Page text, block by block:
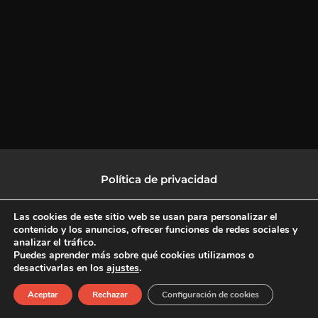
Política de privacidad
Política de protección de datos
F
a
c
X
-
L
i
n
I
n
s
Copyright © 2026 CulturalTV
Las cookies de este sitio web se usan para personalizar el
contenido y los anuncios, ofrecer funciones de redes sociales y
analizar el tráfico.
Puedes aprender más sobre qué cookies utilizamos o
desactivarlas en los ajustes.
Aceptar Rechazar Configuración de cookies